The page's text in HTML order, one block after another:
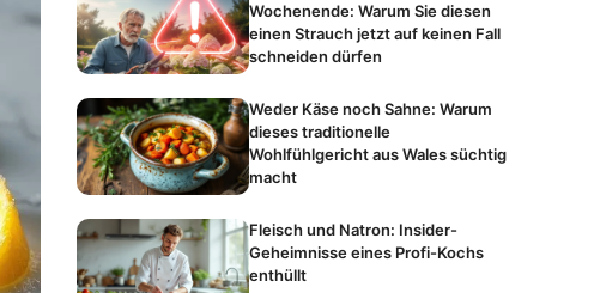
Wochenende: Warum Sie diesen
einen Strauch jetzt auf keinen Fall
schneiden dürfen
Weder Käse noch Sahne: Warum
dieses traditionelle
Wohlfühlgericht aus Wales süchtig
macht
Fleisch und Natron: Insider-
Geheimnisse eines Profi-Kochs
enthüllt